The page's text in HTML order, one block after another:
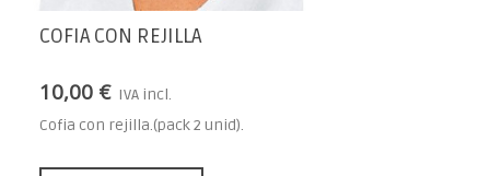
COFIA CON REJILLA
10,00 € IVA incl.
Cofia con rejilla.(pack 2 unid).